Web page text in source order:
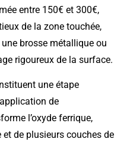
entre 150€ et 300€,
de la zone touchée,
brosse métallique ou
rigoureux de la surface.
une étape
de
l’oxyde ferrique,
de plusieurs couches de